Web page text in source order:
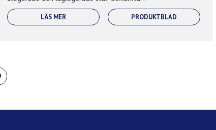
korrosionsbeständiga egenskaper speciel...
LÄS MER PRODUKTBLAD
PÅ